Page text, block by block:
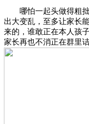
哪怕一起头做得粗拙
出大变乱，至多让家长
来的，谁敢正在本人孩
家长再也不消正在群里